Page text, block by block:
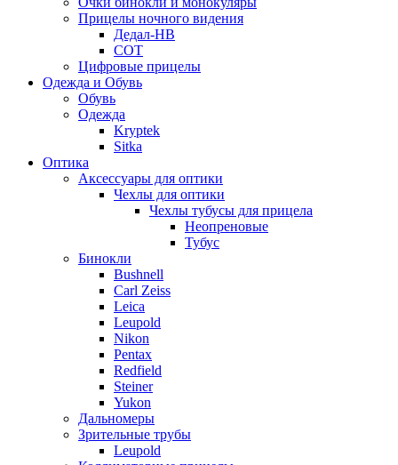
Прицелы ночного видения
Дедал-НВ
СОТ
Цифровые прицелы
Одежда и Обувь
Обувь
Одежда
Kryptek
Sitka
Оптика
Аксессуары для оптики
Чехлы для оптики
Чехлы тубусы для прицела
Неопреновые
Тубус
Бинокли
Bushnell
Carl Zeiss
Leica
Leupold
Nikon
Pentax
Redfield
Steiner
Yukon
Дальномеры
Зрительные трубы
Leupold